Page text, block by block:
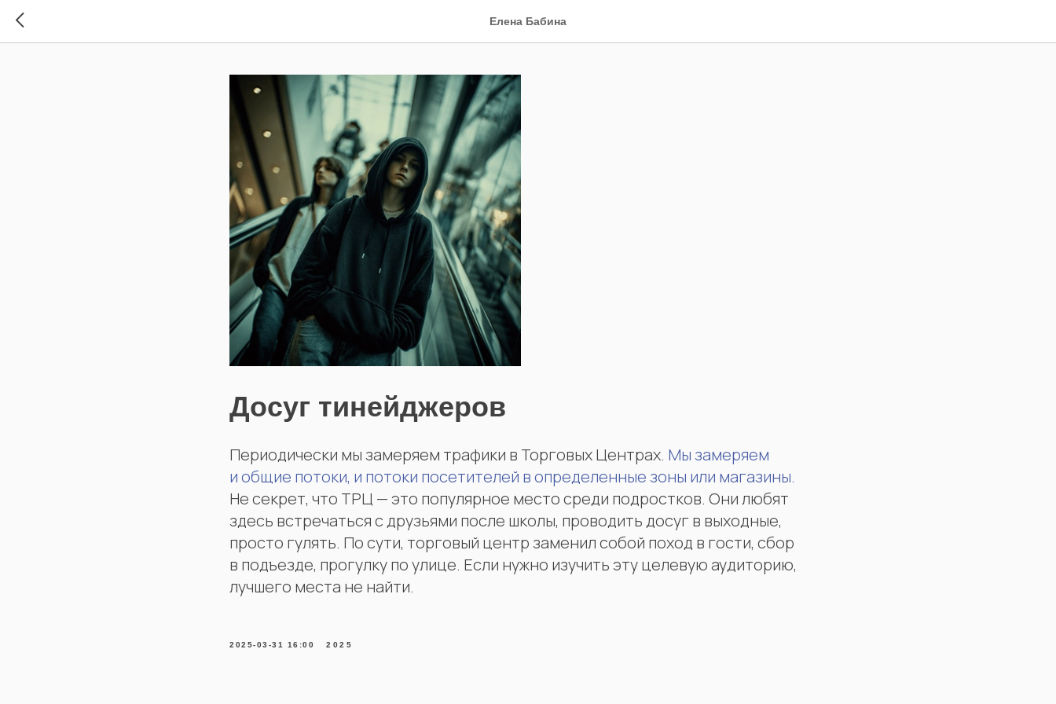
Елена Бабина
Досуг тинейджеров
Периодически мы замеряем трафики в Торговых Центрах. Мы замеряем
и общие потоки, и потоки посетителей в определенные зоны или магазины.
Не секрет, что ТРЦ — это популярное место среди подростков. Они любят
здесь встречаться с друзьями после школы, проводить досуг в выходные,
просто гулять. По сути, торговый центр заменил собой поход в гости, сбор
в подъезде, прогулку по улице. Если нужно изучить эту целевую аудиторию,
лучшего места не найти.
2025-03-31 16:00 2025